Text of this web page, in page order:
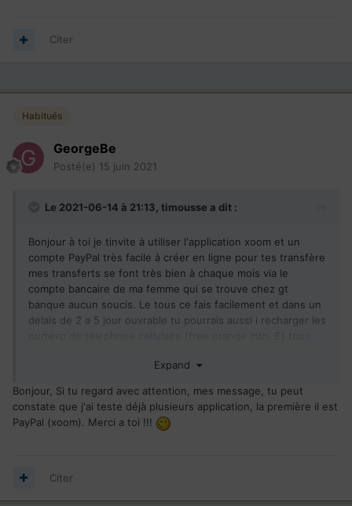
la moindre idée commet transfert d'argent sans
Citer
Habitués
GeorgeBe
Posté(e) 15 juin 2021
Le 2021-06-14 à 21:13, timousse a dit :
Bonjour à toi je tinvite à utiliser l'application xoom et un
compte PayPal très facile à créer en ligne pour tes transfère
mes transferts se font très bien à chaque mois via le
compte bancaire de ma femme qui se trouve chez gt
banque aucun soucis. Le tous ce fais facilement et dans un
delais de 2 a 5 jour ouvrable tu pourrais aussi i recharger les
Expand
Bonjour, Si tu regard avec attention, mes message, tu peut
constate que j'ai teste déjà plusieurs application, la première il est
PayPal (xoom). Merci a toi !!!
Citer